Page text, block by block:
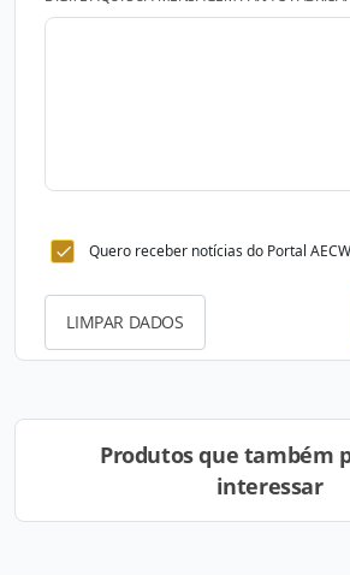
Quero receber notícias do Portal
LIMPAR DADOS
Produtos que também
interessar